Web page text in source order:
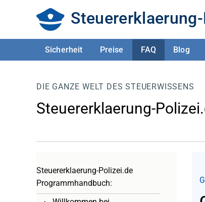
Sicherheit Preise FAQ Blog
DIE GANZE WELT DES STEUERWISSENS
Steuererklaerung-
Steuererklaerung-Polizei.de
Programmhandbuch: